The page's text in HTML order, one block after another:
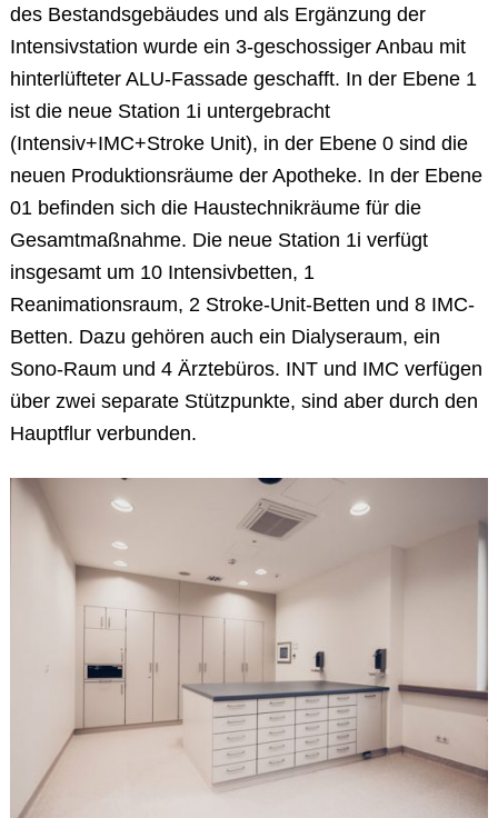
des Bestandsgebäudes und als Ergänzung der
Intensivstation wurde ein 3-geschossiger Anbau mit
hinterlüfteter ALU-Fassade geschafft. In der Ebene 1
ist die neue Station 1i untergebracht
(Intensiv+IMC+Stroke Unit), in der Ebene 0 sind die
neuen Produktionsräume der Apotheke. In der Ebene
01 befinden sich die Haustechnikräume für die
Gesamtmaßnahme. Die neue Station 1i verfügt
insgesamt um 10 Intensivbetten, 1
Reanimationsraum, 2 Stroke-Unit-Betten und 8 IMC-
Betten. Dazu gehören auch ein Dialyseraum, ein
Sono-Raum und 4 Ärztebüros. INT und IMC verfügen
über zwei separate Stützpunkte, sind aber durch den
Hauptflur verbunden.